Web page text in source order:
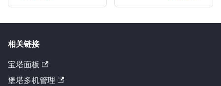
相关链接
宝塔面板
堡塔多机管理